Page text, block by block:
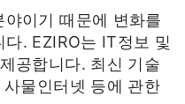
이기 때문에 변화를
. EZIRO는 IT정보 및
공합니다. 최신 기술
물인터넷 등에 관한